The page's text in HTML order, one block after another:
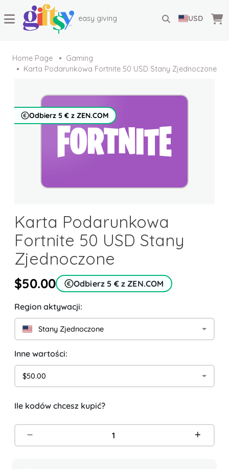
easy giving USD
Home Page
Gaming
Karta Podarunkowa Fortnite 50 USD Stany Zjednoczone
Odbierz 5 € z ZEN.COM
Karta Podarunkowa
Fortnite 50 USD Stany
Zjednoczone
$50.00 Odbierz 5 € z ZEN.COM
Region aktywacji:
Stany Zjednoczone
Inne wartości:
$50.00
Ile kodów chcesz kupić?